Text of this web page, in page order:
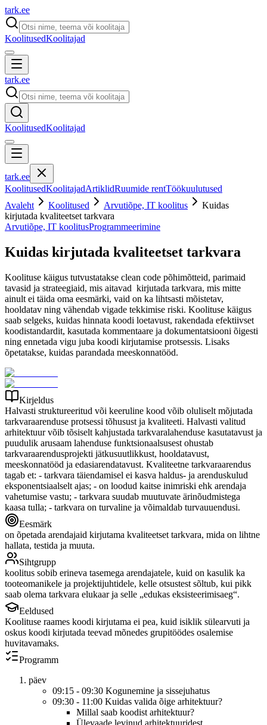
tark.ee
KoolitusedKoolitajad
tark.ee
KoolitusedKoolitajad
tark.ee
KoolitusedKoolitajadArtiklidRuumide rentTöökuulutused
Avaleht
Koolitused Arvutiõpe, IT koolitus
Kuidas
kirjutada kvaliteetset tarkvara
Arvutiõpe, IT koolitusProgrammeerimine
Kuidas kirjutada kvaliteetset tarkvara
Koolituse käigus tutvustatakse clean code põhimõtteid, parimaid
tavasid ja strateegiaid, mis aitavad kirjutada tarkvara, mis mitte
ainult ei täida oma eesmärki, vaid on ka lihtsasti mõistetav,
hooldatav ning vähendab vigade tekkimise riski. Koolituse käigus
saab selgeks, kuidas hinnata koodi loetavust, rakendada efektiivset
koodistandardit, kasutada kommentaare ja dokumentatsiooni õigesti
ning ennetada vigu juba koodi kirjutamise protsessis. Lisaks
õpetatakse, kuidas parandada meeskonnatööd.
Kirjeldus
Halvasti struktureeritud või keeruline kood võib oluliselt mõjutada
tarkvaraarenduse protsessi tõhusust ja kvaliteeti. Halvasti valitud
arhitektuur võib tõsiselt kahjustada tarkvaralahenduse kasutatavust ja
puudulik arusaam lahenduse funktsionaalsusest ohustab
tarkvaraarendusprojekti jätkusuutlikkust, hooldatavust,
meeskonnatööd ja edasiarendatavust. Kvaliteetne tarkvaraarendus
tagab et: - tarkvara täiendamisel ei kasva haldus- ja arenduskulud
eksponentsiaalselt ajas; - on loodud kaitse inimriski ehk arendaja
vahetumise vastu; - tarkvara suudab muutuvate ärinõudmistega
kaasa tulla; - tarkvara on turvaline ja võimaldab turvauuendusi.
Eesmärk
on õpetada arendajaid kirjutama kvaliteetset tarkvara, mida on lihtne
hallata, testida ja muuta.
Sihtgrupp
koolitus sobib erineva tasemega arendajatele, kuid on kasulik ka
tooteomanikele ja projektijuhtidele, kelle otsustest sõltub, kui pikk
saab olema tarkvara elukaar ja selle „edukas eksisteerimisaeg“.
Eeldused
Koolituse raames koodi kirjutama ei pea, kuid isiklik sülearvuti ja
oskus koodi kirjutada teevad mõnedes grupitöödes osalemise
huvitavamaks.
Programm
päev
09:15 - 09:30 Kogunemine ja sissejuhatus
09:30 - 11:00 Kuidas valida õige arhitektuur?
Millal saab koodist arhitektuur?
Ülevaade levinud arhitektuuridest